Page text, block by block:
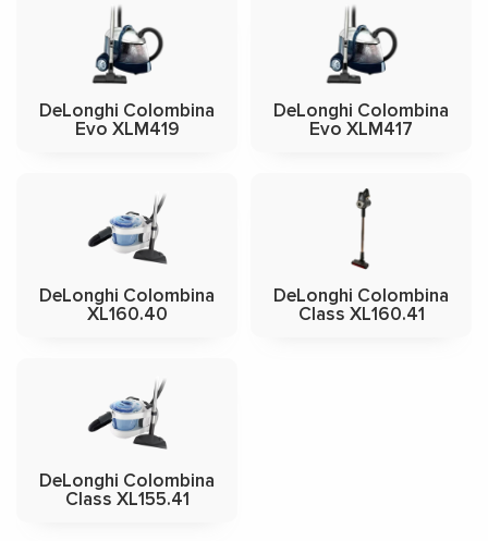
DeLonghi Colombina
Evo XLM419
DeLonghi Colombina
Evo XLM417
DeLonghi Colombina
XL160.40
DeLonghi Colombina
Class XL160.41
DeLonghi Colombina
Class XL155.41